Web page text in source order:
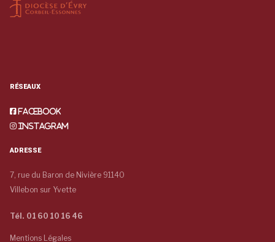
RÉSEAUX
Facebook
Instagram
ADRESSE
7, rue du Baron de Nivière 91140
Villebon sur Yvette
Tél. 01 60 10 16 46
Mentions Légales